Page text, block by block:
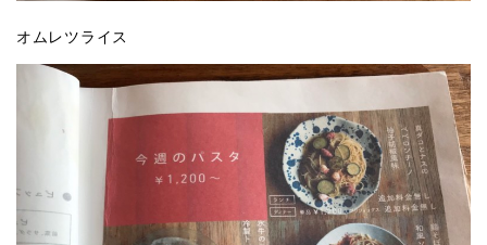
オムレツライス